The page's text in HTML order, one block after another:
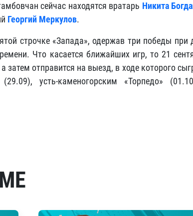
сейчас находятся вратарь Никита
Георгий Меркулов.
строчке «Запада», одержав три победы при
Что касается ближайших игр, то 21
затем отправится на выезд, в ходе которого
усть-каменогорским «Торпедо»